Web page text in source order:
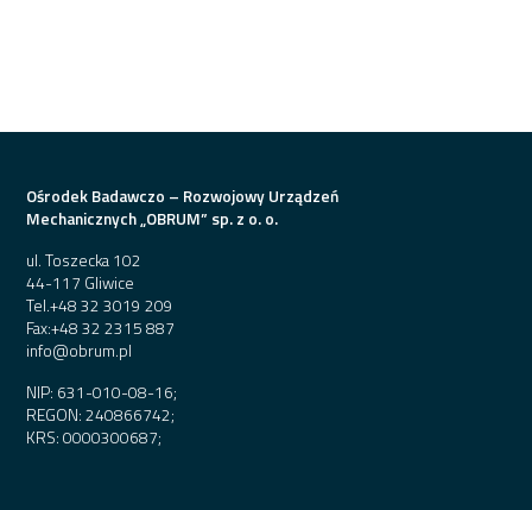
Ośrodek Badawczo – Rozwojowy Urządzeń
Mechanicznych „OBRUM” sp. z o. o.
ul. Toszecka 102
44-117 Gliwice
Tel.+48 32 3019 209
Fax:+48 32 2315 887
info@obrum.pl
NIP: 631-010-08-16;
REGON: 240866742;
KRS: 0000300687;